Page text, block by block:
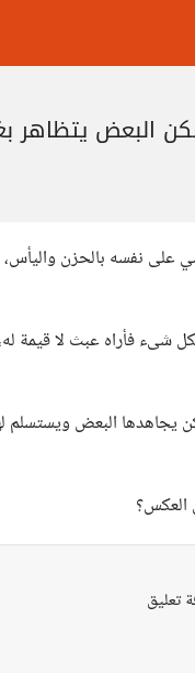
لكن البعض
على نفسه بالحزن واليأس،
شىء فأراه عبث لا قيمة
يجاهدها البعض ويستسلم
العكس؟
تعليق